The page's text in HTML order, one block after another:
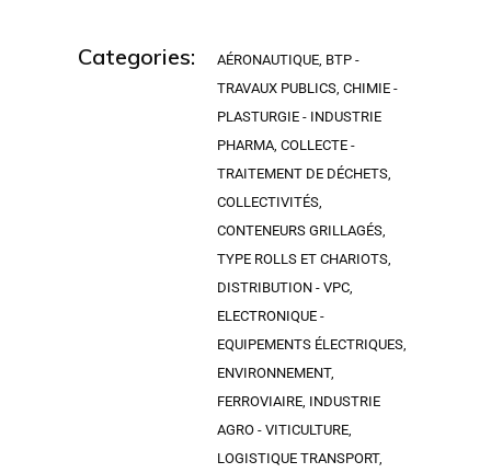
Categories: AÉRONAUTIQUE, BTP -
TRAVAUX PUBLICS, CHIMIE -
PLASTURGIE - INDUSTRIE
PHARMA, COLLECTE -
TRAITEMENT DE DÉCHETS,
COLLECTIVITÉS,
CONTENEURS GRILLAGÉS,
TYPE ROLLS ET CHARIOTS,
DISTRIBUTION - VPC,
ELECTRONIQUE -
EQUIPEMENTS ÉLECTRIQUES,
ENVIRONNEMENT,
FERROVIAIRE, INDUSTRIE
AGRO - VITICULTURE,
LOGISTIQUE TRANSPORT,